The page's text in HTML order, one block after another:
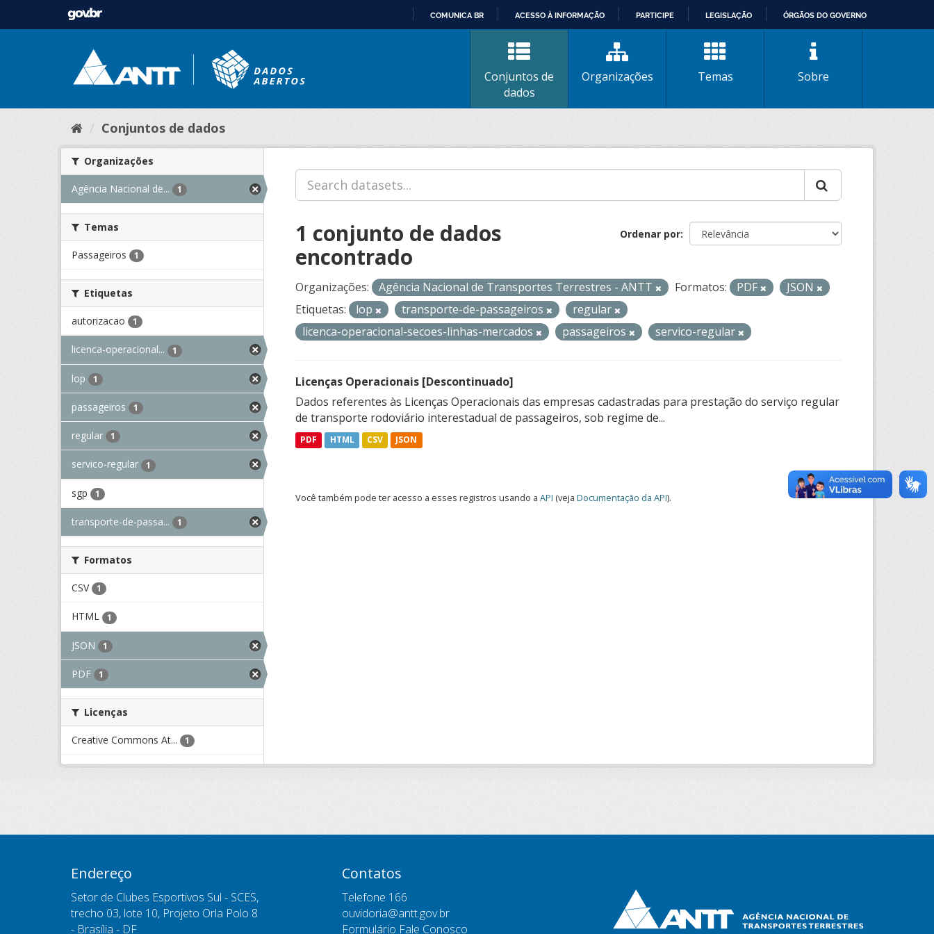
CONTEÚDO
COMUNICA BR ACESSO À INFORMAÇÃO PARTICIPE LEGISLAÇÃO ÓRGÃOS DO GOVERNO
Conjuntos de
dados
Organizações Temas Sobre
Conjuntos de dados
Organizações
Agência Nacional de... 1
Temas
Passageiros 1
Etiquetas
autorizacao 1
licenca-operacional... 1
lop 1
passageiros 1
regular 1
servico-regular 1
sgp 1
transporte-de-passa... 1
Formatos
CSV 1
HTML 1
JSON 1
PDF 1
Licenças
Creative Commons At... 1
Ordenar por
1 conjunto de dados
encontrado
Organizações: Agência Nacional de Transportes Terrestres - ANTT Formatos: PDF
JSON
Etiquetas:
lop transporte-de-passageiros
regular
licenca-operacional-secoes-linhas-mercados
passageiros servico-regular
Licenças Operacionais [Descontinuado]
Dados referentes às Licenças Operacionais das empresas cadastradas para prestação do serviço regular
de transporte rodoviário interestadual de passageiros, sob regime de...
PDF HTML CSV JSON
Você também pode ter acesso a esses registros usando a API (veja Documentação da API).
Endereço
Setor de Clubes Esportivos Sul - SCES,
trecho 03, lote 10, Projeto Orla Polo 8
- Brasília - DF
Contatos
Telefone 166
ouvidoria@antt.gov.br
Formulário Fale Conosco